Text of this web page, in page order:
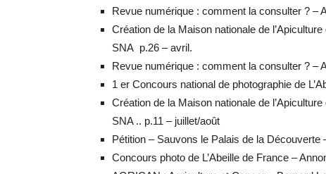
Revue numérique : comment la consulter ? –
Création de la Maison nationale de
SNA p.26 – avril.
Revue numérique : comment la consulter ? –
1 er Concours national de photographie de
Création de la Maison nationale de
SNA .. p.11 – juillet/août
Pétition – Sauvons le Palais de la Découverte
Concours photo de L’Abeille de France –